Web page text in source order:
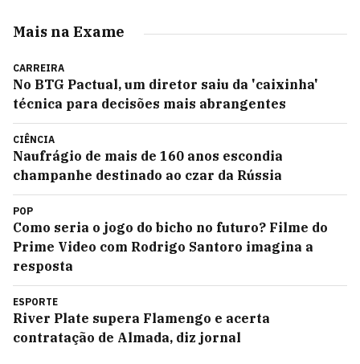
Mais na Exame
CARREIRA
No BTG Pactual, um diretor saiu da 'caixinha'
técnica para decisões mais abrangentes
CIÊNCIA
Naufrágio de mais de 160 anos escondia
champanhe destinado ao czar da Rússia
POP
Como seria o jogo do bicho no futuro? Filme do
Prime Video com Rodrigo Santoro imagina a
resposta
ESPORTE
River Plate supera Flamengo e acerta
contratação de Almada, diz jornal